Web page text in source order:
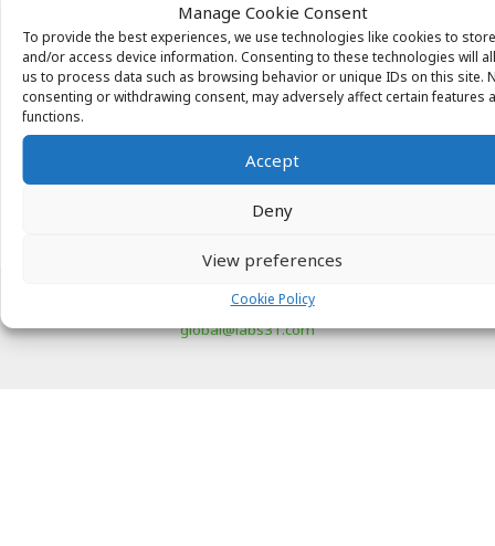
Manage Cookie Consent
To provide the best experiences, we use technologies like cookies to store
and/or access device information. Consenting to these technologies will
us to process data such as browsing behavior or unique IDs on this site.
consenting or withdrawing consent, may adversely affect certain features
functions.
Accept
Deny
View preferences
Cookie Policy
Misschien kan zoeken helpen.
Zoek
naar:
Copyright © 2026 Labs31.com - Your LabGuru | +31858770279 |
global@labs31.com